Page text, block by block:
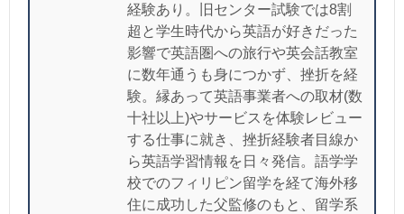
経験あり。旧センター試験では8割
超と学生時代から英語が好きだった
影響で英語圏への旅行や英会話教室
に数年通うも身につかず、挫折を経
験。縁あって英語事業者への取材(数
十社以上)やサービスを体験レビュー
する仕事に就き、挫折経験者目線か
ら英語学習情報を日々発信。語学学
校でのフィリピン留学を経て海外移
住に成功した父監修のもと、留学系